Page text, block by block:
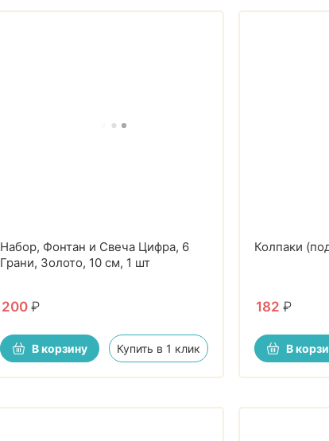
Набор, Фонтан и Свеча Цифра, 6
Грани, Золото, 10 см, 1 шт
200 ₽
В корзину Купить в 1 клик
Колпаки
182 ₽
В